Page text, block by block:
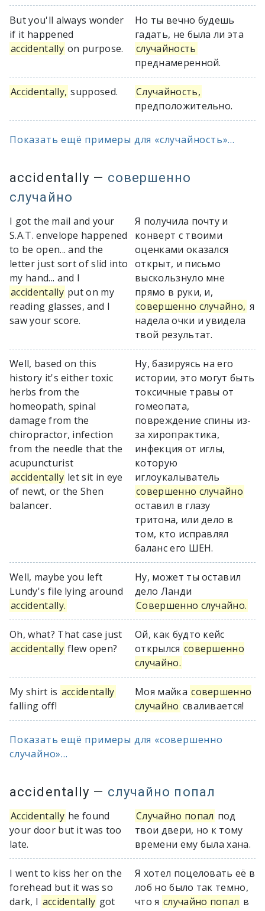
But you'll always wonder
if it happened
accidentally on purpose.
Но ты вечно будешь
гадать, не была ли эта
случайность
преднамеренной.
Accidentally, supposed.
Случайность,
предположительно.
Показать ещё примеры для «случайность»...
accidentally — совершенно
случайно
I got the mail and your
S.A.T. envelope happened
to be open... and the
letter just sort of slid into
my hand... and I
accidentally put on my
reading glasses, and I
saw your score.
Я получила почту и
конверт с твоими
оценками оказался
открыт, и письмо
выскользнуло мне
прямо в руки, и,
совершенно случайно, я
надела очки и увидела
твой результат.
Well, based on this
history it's either toxic
herbs from the
homeopath, spinal
damage from the
chiropractor, infection
from the needle that the
acupuncturist
accidentally let sit in eye
of newt, or the Shen
balancer.
Ну, базируясь на его
истории, это могут быть
токсичные травы от
гомеопата,
повреждение спины из-
за хиропрактика,
инфекция от иглы,
которую
иглоукалыватель
совершенно случайно
оставил в глазу
тритона, или дело в
том, кто исправлял
баланс его ШЕН.
Well, maybe you left
Lundy's file lying around
accidentally.
Ну, может ты оставил
дело Ланди
Совершенно случайно.
Oh, what? That case just
accidentally flew open?
Ой, как будто кейс
открылся совершенно
случайно.
My shirt is accidentally
falling off!
Моя майка совершенно
случайно сваливается!
Показать ещё примеры для «совершенно
случайно»...
accidentally — случайно попал
Accidentally he found
your door but it was too
late.
Случайно попал под
твои двери, но к тому
времени ему была хана.
I went to kiss her on the
forehead but it was so
dark, I accidentally got
Я хотел поцеловать её в
лоб но было так темно,
что я случайно попал в